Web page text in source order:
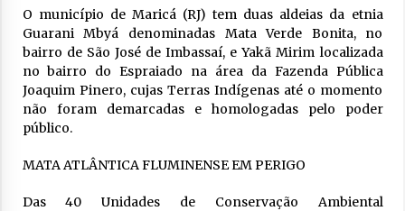
O município de Maricá (RJ) tem duas aldeias da etnia
Guarani Mbyá denominadas Mata Verde Bonita, no
bairro de São José de Imbassaí, e Yakã Mirim localizada
no bairro do Espraiado na área da Fazenda Pública
Joaquim Pinero, cujas Terras Indígenas até o momento
não foram demarcadas e homologadas pelo poder
público.
MATA ATLÂNTICA FLUMINENSE EM PERIGO
Das 40 Unidades de Conservação Ambiental